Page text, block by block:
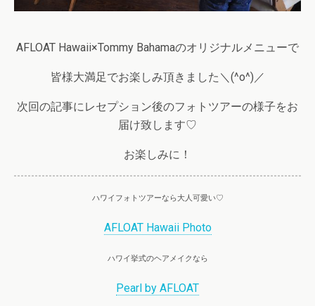
AFLOAT Hawaii×Tommy Bahamaのオリジナルメニューで
皆様大満足でお楽しみ頂きました＼(^o^)／
次回の記事にレセプション後のフォトツアーの様子をお
届け致します♡
お楽しみに！
ハワイフォトツアーなら大人可愛い♡
AFLOAT Hawaii Photo
ハワイ挙式のヘアメイクなら
Pearl by AFLOAT